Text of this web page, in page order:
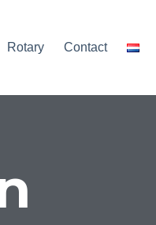
Rotary Contact